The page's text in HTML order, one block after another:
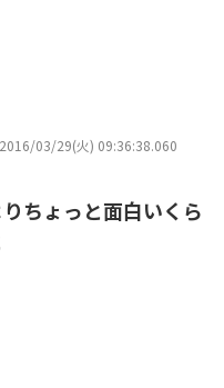
2016/03/29(火) 09:36:38.060
ちょっと面白いくら